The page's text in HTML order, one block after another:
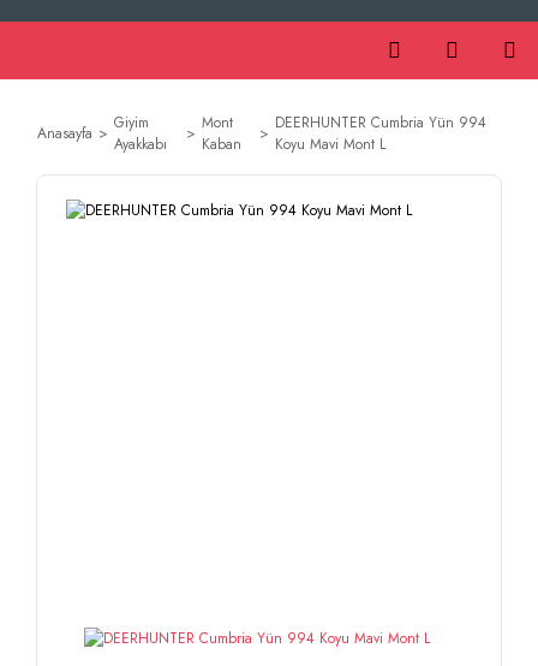
Anasayfa
Giyim
Ayakkabı
Mont
Kaban
DEERHUNTER Cumbria Yün 994
Koyu Mavi Mont L